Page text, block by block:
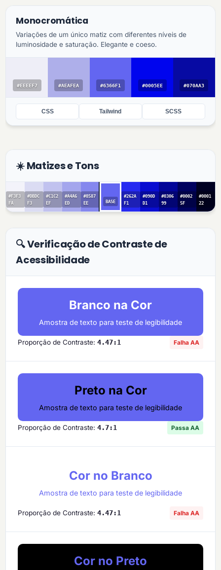
Monocromática
Variações de um único matiz com diferentes níveis de
luminosidade e saturação. Elegante e coeso.
#EEEEF7 #AEAFEA #6366F1 #0005EE #070AA3
CSS Tailwind SCSS
☀️ Matizes e Tons
#F3F3
FA
#DBDC
F3
#C1C2
EF
#A4A6
ED
#8587
EE
BASE
#262A
F1
#090D
D1
#0306
99
#0002
5F
#0001
22
🔍 Verificação de Contraste de
Acessibilidade
Branco na Cor
Amostra de texto para teste de legibilidade
Proporção de Contraste:4.47:1 Falha AA
Preto na Cor
Amostra de texto para teste de legibilidade
Proporção de Contraste:4.7:1 Passa AA
Cor no Branco
Amostra de texto para teste de legibilidade
Proporção de Contraste:4.47:1 Falha AA
Cor no Preto